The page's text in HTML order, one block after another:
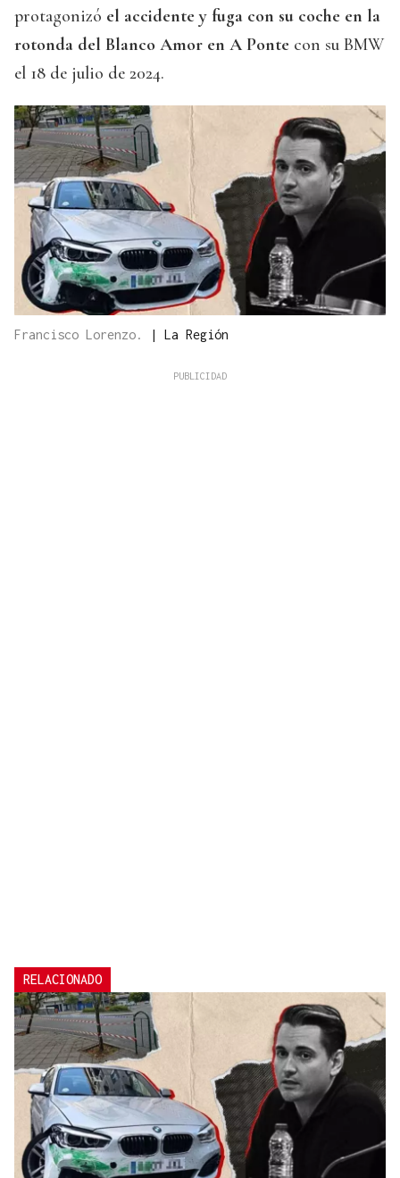
protagonizó el accidente y fuga con su coche en la
rotonda del Blanco Amor en A Ponte con su BMW
el 18 de julio de 2024.
Francisco Lorenzo. | La Región
RELACIONADO